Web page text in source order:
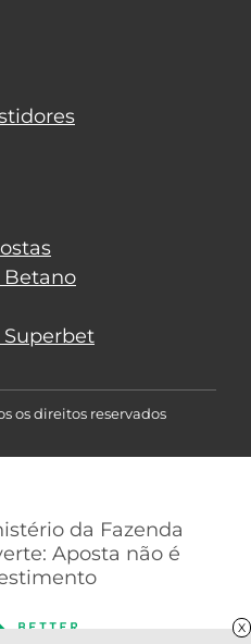
X
Betano
os direitos reservados
da Fazenda
Aposta não é